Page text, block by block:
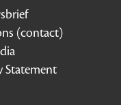
(contact)
Statement